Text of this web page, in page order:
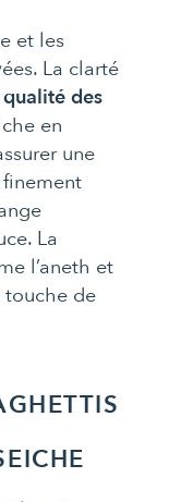
et les
La clarté
qualité des
en
une
La
l’aneth et
de